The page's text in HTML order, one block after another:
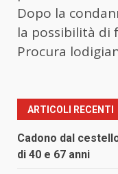
Dopo la
la possibilità di
Procura
ARTICOLI RECENTI
Cadono dal
di 40 e 67 anni